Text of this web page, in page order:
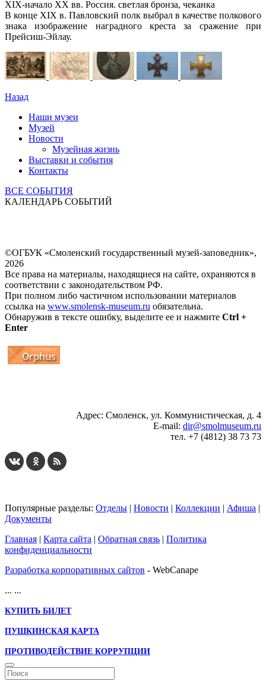
XIX-начало XX вв. Россия. светлая бронза, чеканка
В конце XIX в. Павловский полк выбрал в качестве полкового
знака изображение наградного креста за сражение при
Прейсиш-Эйлау.
Назад
Наши музеи
Музей
Новости
Музейная жизнь
Выставки и события
Контакты
ВСЕ СОБЫТИЯ
КАЛЕНДАРЬ СОБЫТИЙ
©ОГБУК «Смоленский государственный музей-заповедник»,
2026
Все права на материалы, находящиеся на сайте, охраняются в
соответствии с законодательством РФ.
При полном либо частичном использовании материалов
ссылка на www.smolensk-museum.ru обязательна.
Обнаружив в тексте ошибку, выделите ее и нажмите Ctrl +
Enter
Адрес: Смоленск, ул. Коммунистическая, д. 4
E-mail: dir@smolmuseum.ru
тел. +7 (4812) 38 73 73
Популярные разделы: Отделы | Новости | Коллекции | Афиша |
Документы
Главная | Карта сайта | Обратная связь | Политика
конфиденциальности
Разработка корпоративных сайтов - WebCanape
... ...
КУПИТЬ БИЛЕТ
ПУШКИНСКАЯ КАРТА
ПРОТИВОДЕЙСТВИЕ КОРРУПЦИИ